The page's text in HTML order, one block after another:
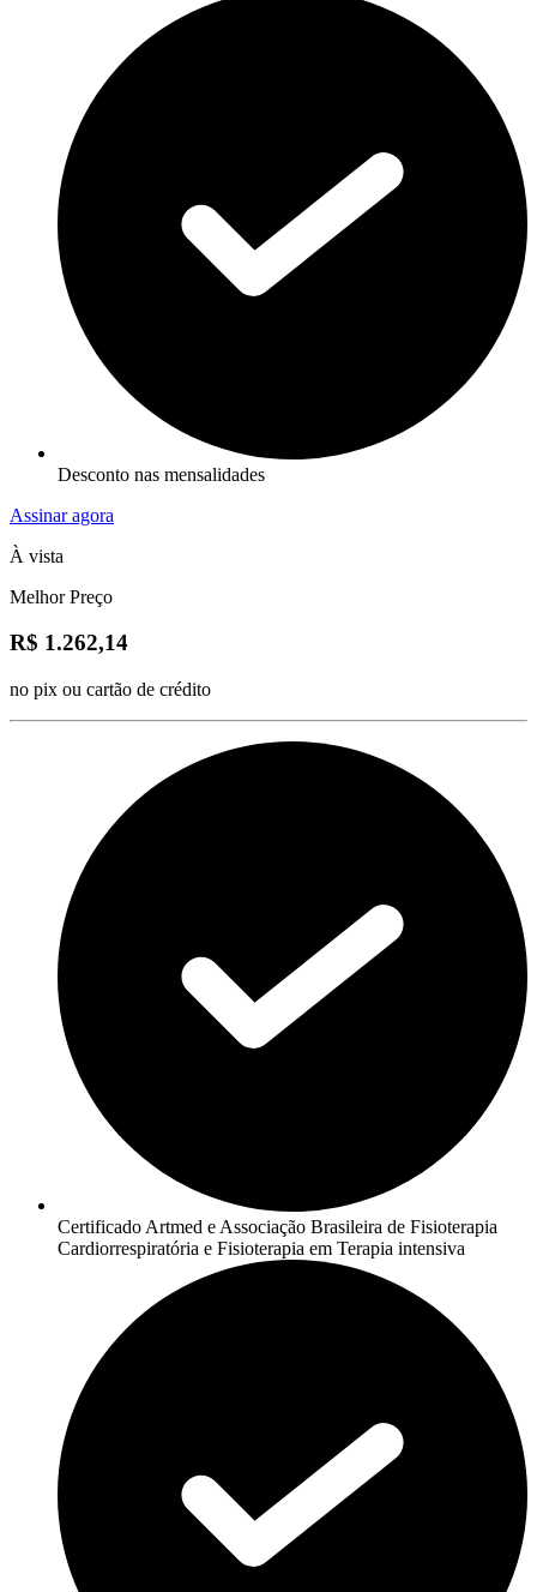
Desconto nas mensalidades
Assinar agora
À vista
Melhor Preço
R$ 1.262,14
no pix ou cartão de crédito
Certificado Artmed e Associação Brasileira de Fisioterapia
Cardiorrespiratória e Fisioterapia em Terapia intensiva